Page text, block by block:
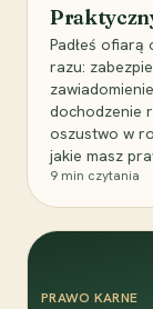
Padłeś ofiarą
razu:
dochodzenie
oszustwo w
jakie masz
9 min czytania
PRAWO KARNE